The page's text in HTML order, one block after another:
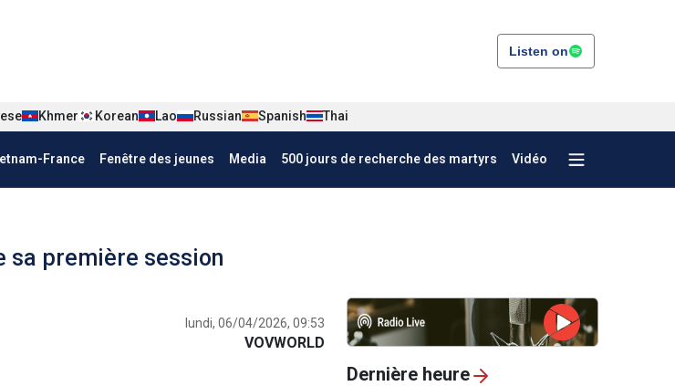
Listen on
Khmer Korean Lao Russian Spanish Thai
France Fenêtre des jeunes Media 500 jours de recherche des martyrs Vidéo
sa première session
lundi, 06/04/2026, 09:53
VOVWORLD
Dernière heure